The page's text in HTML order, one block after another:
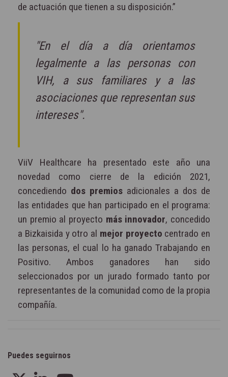
de actuación que tienen a su disposición.”
"En el día a día orientamos
legalmente a las personas con
VIH, a sus familiares y a las
asociaciones que representan sus
intereses".
ViiV Healthcare ha presentado este año una
novedad como cierre de la edición 2021,
concediendo dos premios adicionales a dos de
las entidades que han participado en el programa:
un premio al proyecto más innovador, concedido
a Bizkaisida y otro al mejor proyecto centrado en
las personas, el cual lo ha ganado Trabajando en
Positivo. Ambos ganadores han sido
seleccionados por un jurado formado tanto por
representantes de la comunidad como de la propia
compañía.
Puedes seguirnos